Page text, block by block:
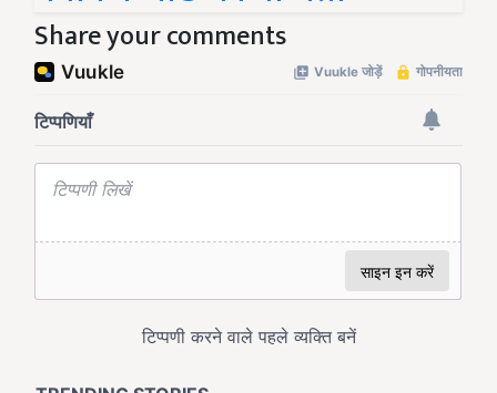
Share your comments